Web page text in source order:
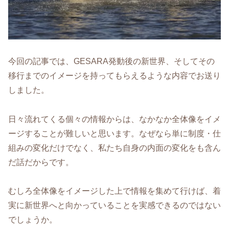
今回の記事では、GESARA発動後の新世界、そしてその
移行までのイメージを持ってもらえるような内容でお送り
しました。
日々流れてくる個々の情報からは、なかなか全体像をイメ
ージすることが難しいと思います。なぜなら単に制度・仕
組みの変化だけでなく、私たち自身の内面の変化をも含ん
だ話だからです。
むしろ全体像をイメージした上で情報を集めて行けば、着
実に新世界へと向かっていることを実感できるのではない
でしょうか。